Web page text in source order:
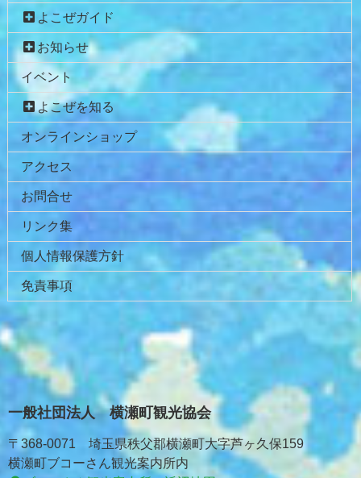
よこぜガイド
お知らせ
イベント
よこぜを知る
オンラインショップ
アクセス
お問合せ
リンク集
個人情報保護方針
免責事項
一般社団法人 横瀬町観光協会
〒368-0071 埼玉県秩父郡横瀬町大字芦ヶ久保159
横瀬町ブコーさん観光案内所内